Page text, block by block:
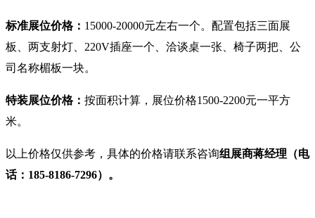
标准展位价格： 15000-20000元左右一个。配置包括三面展
板、两支射灯、220V插座一个、洽谈桌一张、椅子两把、公
司名称楣板一块。
特装展位价格： 按面积计算 ，展位价格1500-2200元一平方
米。
以上价格仅供参考，具体的价格请联系咨询组展商蒋经理 （电
话： 185-8186-7296）。